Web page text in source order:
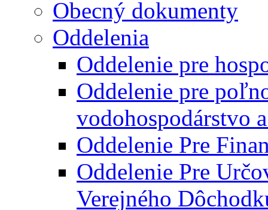
Obecný dokumenty
Oddelenia
Oddelenie pre
Oddelenie pre
vodohospodárstvo
Oddelenie Pre
Oddelenie Pre
Verejného